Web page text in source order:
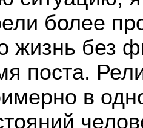
более
жизнь без
поста.
в